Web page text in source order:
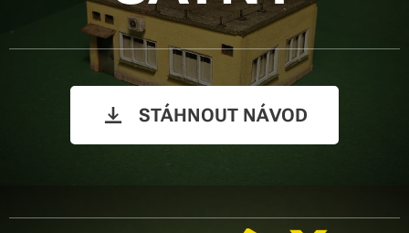
STÁHNOUT NÁVOD